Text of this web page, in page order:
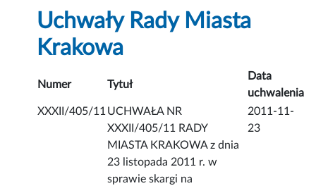
Uchwały Rady Miasta
Krakowa
Numer Tytuł
Data
uchwalenia
XXXII/405/11 UCHWAŁA NR
XXXII/405/11 RADY
MIASTA KRAKOWA z dnia
23 listopada 2011 r. w
sprawie skargi na
2011-11-
23